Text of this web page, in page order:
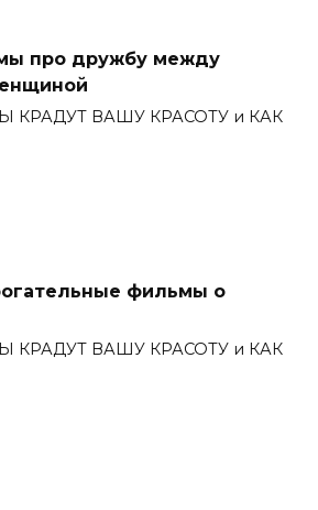
про дружбу между
КРАДУТ ВАШУ КРАСОТУ и КАК
фильмы о
КРАДУТ ВАШУ КРАСОТУ и КАК